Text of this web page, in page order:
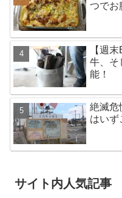
つでお
【週
牛、そ
能！
絶滅危
はい
サイト内人気記事